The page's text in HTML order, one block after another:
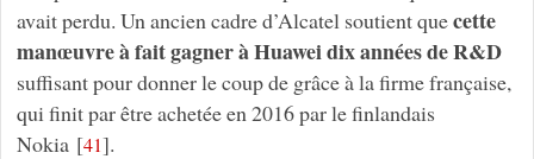
avait perdu. Un ancien cadre d’Alcatel soutient quecette
manœuvre à fait gagner à Huawei dix années de R&D
suffisant pour donner le coup de grâce à la firme française,
qui finit par être achetée en 2016 par le finlandais
Nokia[41].